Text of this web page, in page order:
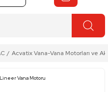
Acvatix Vana-Vana Motorları ve